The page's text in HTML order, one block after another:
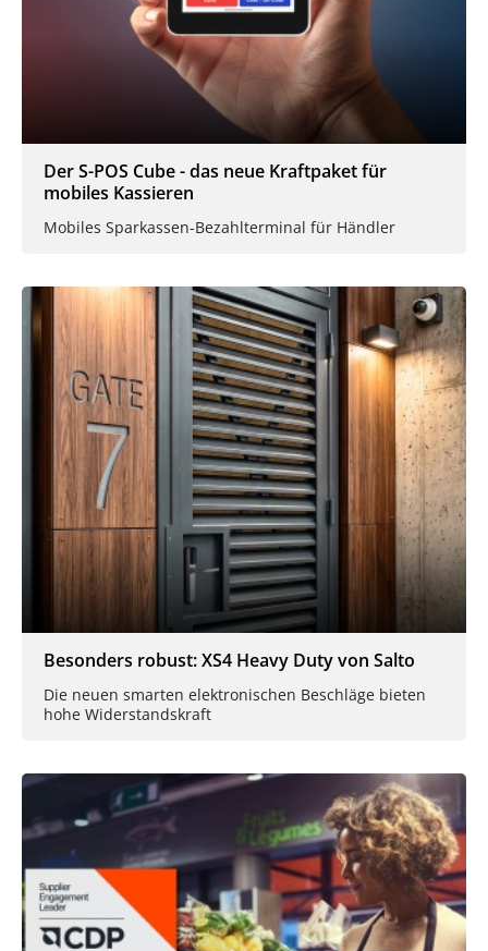
Der S-POS Cube - das neue Kraftpaket für
mobiles Kassieren
Mobiles Sparkassen-Bezahlterminal für Händler
Besonders robust: XS4 Heavy Duty von Salto
Die neuen smarten elektronischen Beschläge bieten
hohe Widerstandskraft